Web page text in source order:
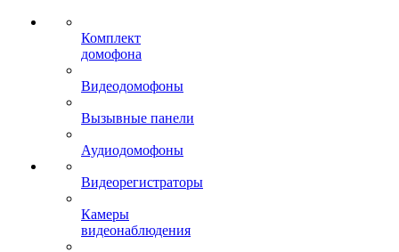
Комплект
домофона
Видеодомофоны
Вызывные панели
Аудиодомофоны
Видеорегистраторы
Камеры
видеонаблюдения